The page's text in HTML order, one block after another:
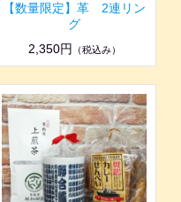
【数量限定】革 2連リン
グ
2,350円
（税込み）